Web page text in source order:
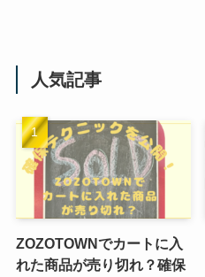
人気記事
ZOZOTOWNでカートに入
れた商品が売り切れ？確保